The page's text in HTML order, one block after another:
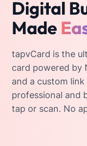
Digital
Made
tapvCard is the
card powered by
and a custom
professional and
tap or scan. No